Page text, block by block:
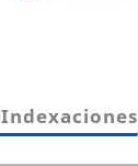
Indexaciones